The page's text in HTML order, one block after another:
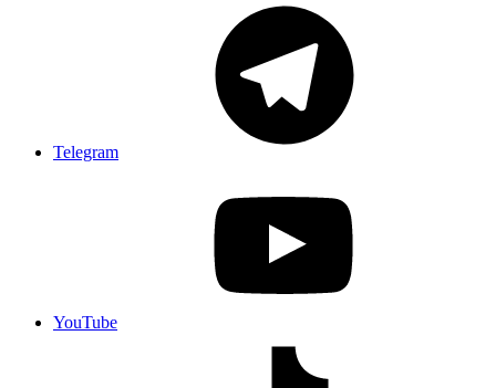
Telegram
YouTube